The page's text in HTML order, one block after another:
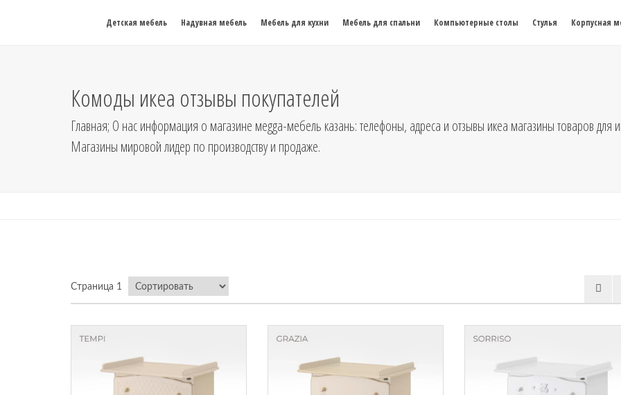
Детская мебель Надувная мебель Мебель для кухни Мебель для спальни Компьютерные столы Стулья Корпусная
Комоды икеа отзывы покупателей
Главная; О нас информация о магазине меgga-мебель казань: телефоны, адреса и отзывы икеа магазины товаров для
Магазины мировой лидер по производству и продаже.
Страница 1